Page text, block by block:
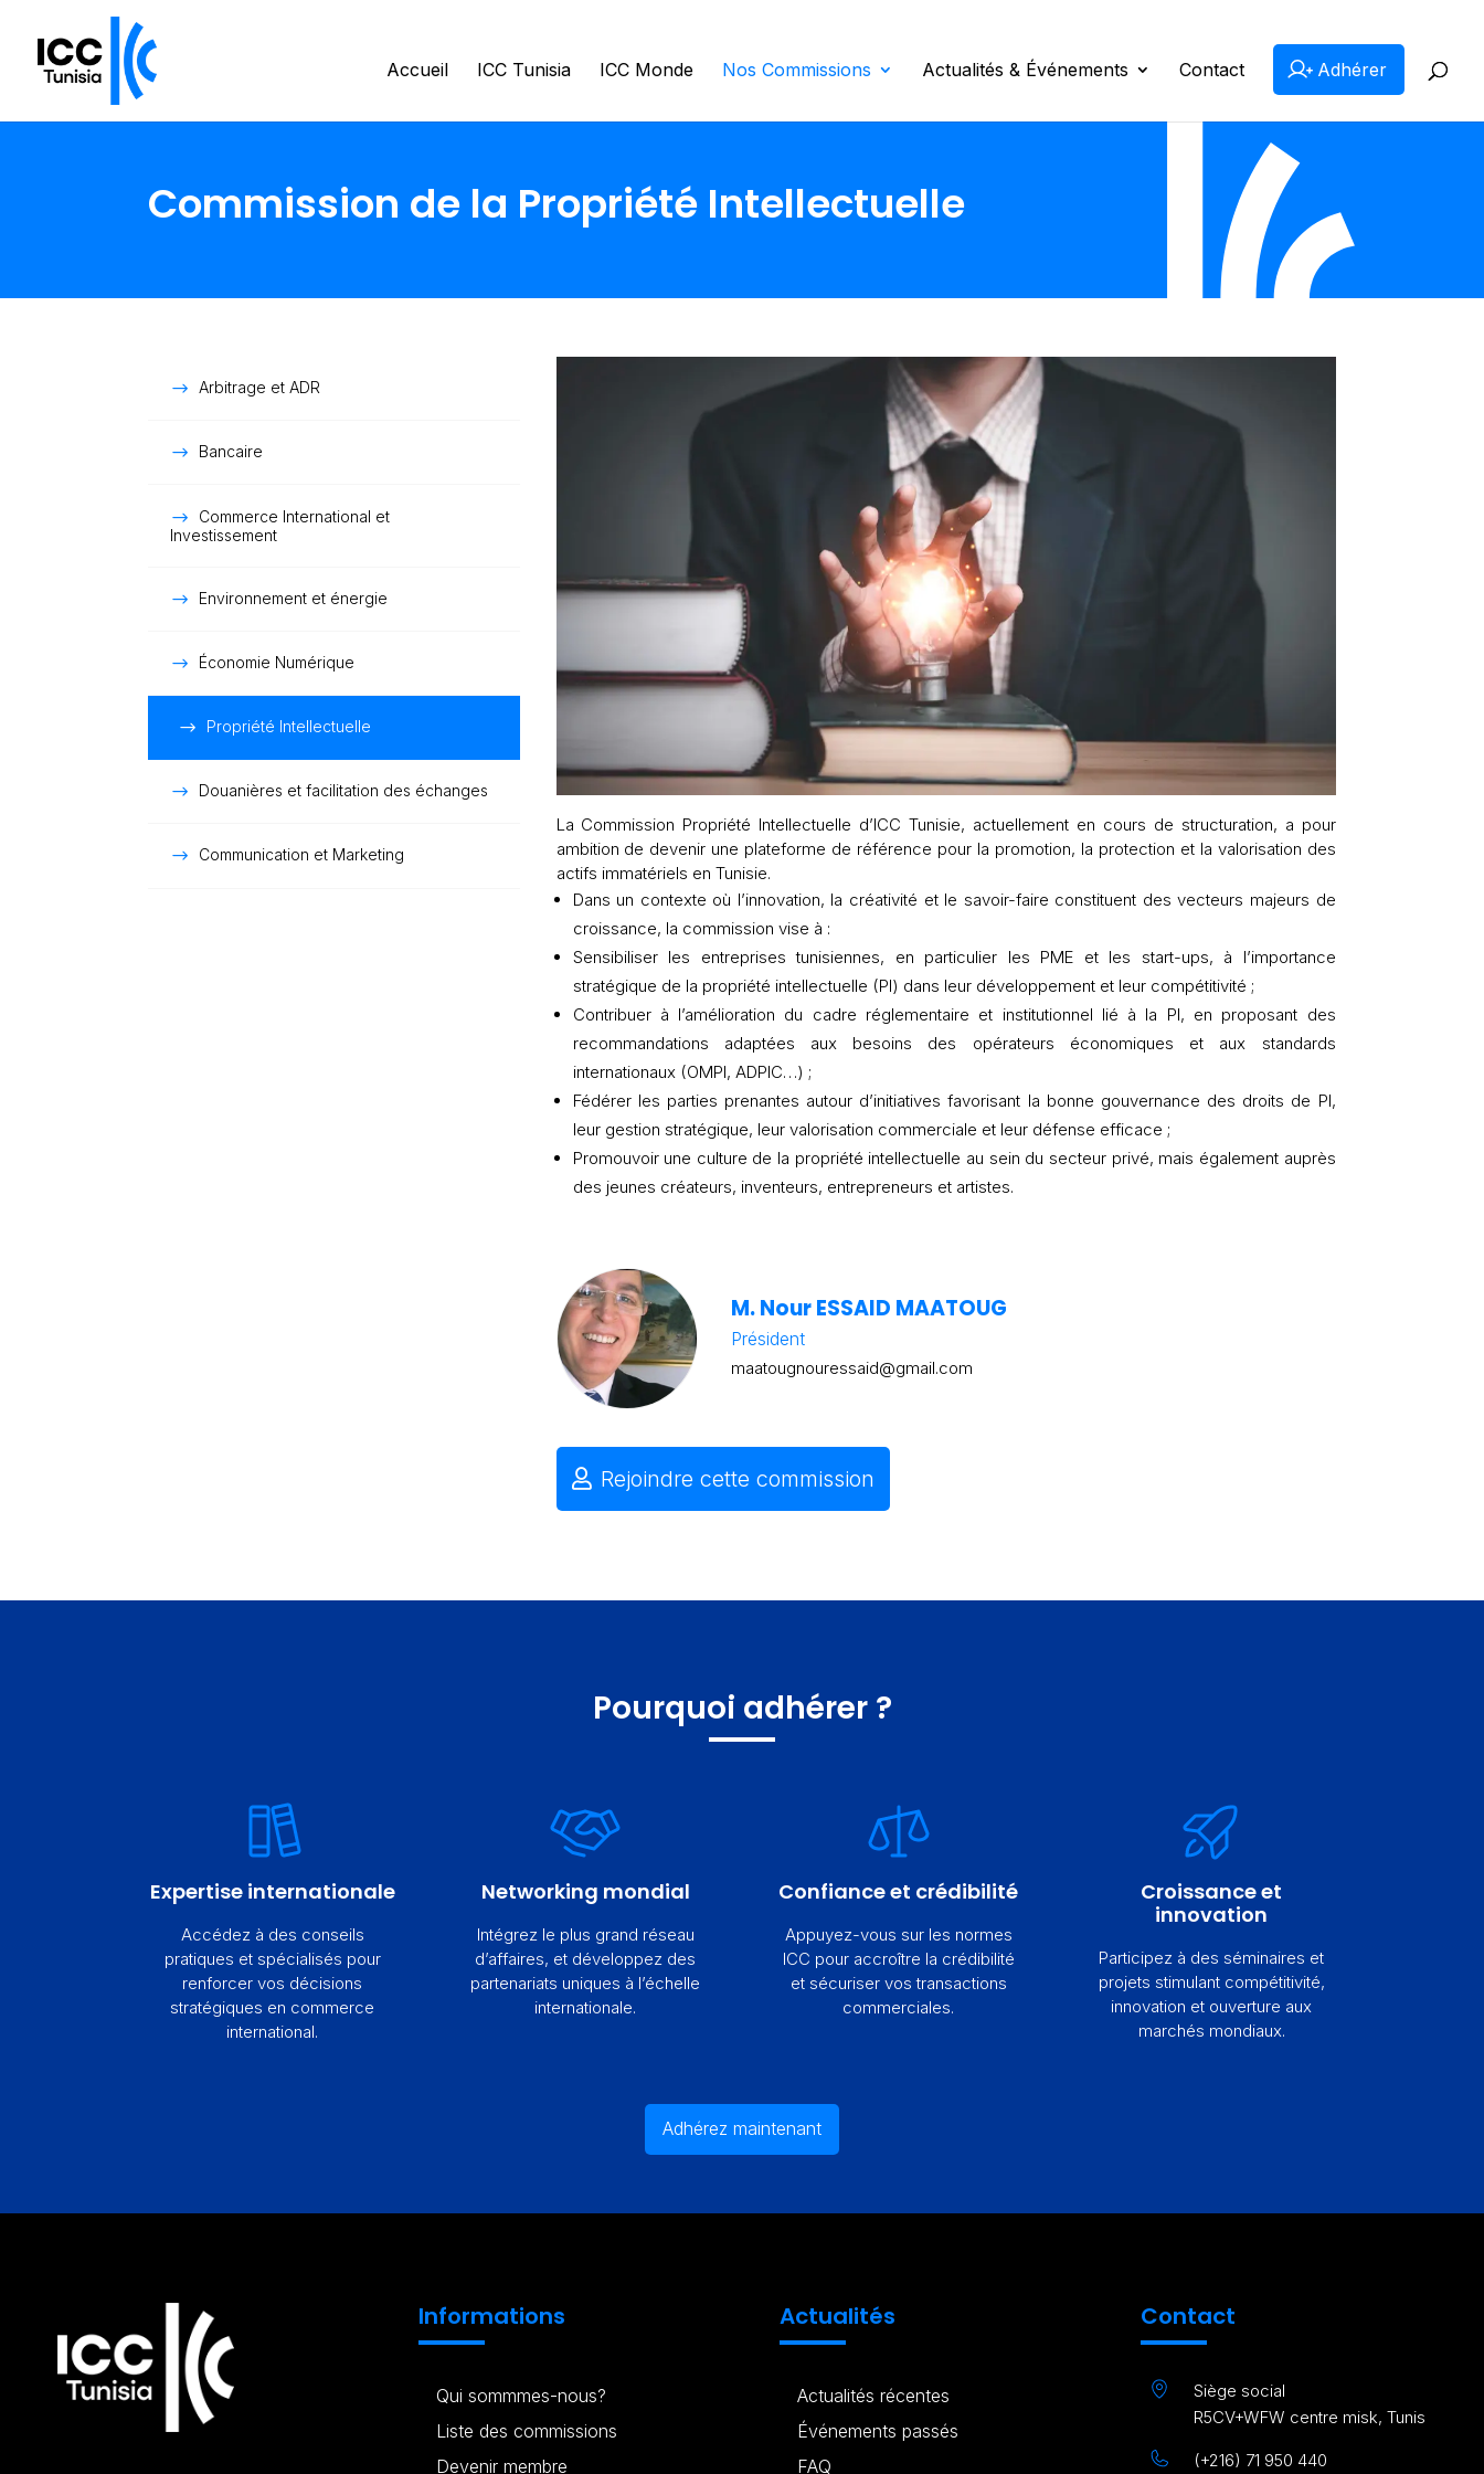
Accueil ICC Tunisia ICC Monde Nos Commissions Actualités & Événements Contact Adhérer
Commission de la Propriété Intellectuelle
Arbitrage et ADR
Bancaire
Commerce International et
Investissement
Environnement et énergie
Économie Numérique
Propriété Intellectuelle
Douanières et facilitation des échanges
Communication et Marketing
La Commission Propriété Intellectuelle d’ICC Tunisie, actuellement en cours de structuration, a pour
ambition de devenir une plateforme de référence pour la promotion, la protection et la valorisation des
actifs immatériels en Tunisie.
Dans un contexte où l’innovation, la créativité et le savoir-faire constituent des vecteurs majeurs de
croissance, la commission vise à :
Sensibiliser les entreprises tunisiennes, en particulier les PME et les start-ups, à l’importance
stratégique de la propriété intellectuelle (PI) dans leur développement et leur compétitivité ;
Contribuer à l’amélioration du cadre réglementaire et institutionnel lié à la PI, en proposant des
recommandations adaptées aux besoins des opérateurs économiques et aux standards
internationaux (OMPI, ADPIC…) ;
Fédérer les parties prenantes autour d’initiatives favorisant la bonne gouvernance des droits de PI,
leur gestion stratégique, leur valorisation commerciale et leur défense efficace ;
Promouvoir une culture de la propriété intellectuelle au sein du secteur privé, mais également auprès
des jeunes créateurs, inventeurs, entrepreneurs et artistes.
M. Nour ESSAID MAATOUG
Président
maatougnouressaid@gmail.com
Rejoindre cette commission
Pourquoi adhérer ?
Expertise internationale
Accédez à des conseils
pratiques et spécialisés pour
renforcer vos décisions
stratégiques en commerce
international.
Networking mondial
Intégrez le plus grand réseau
d’affaires, et développez des
partenariats uniques à l’échelle
internationale.
Confiance et crédibilité
Appuyez-vous sur les normes
ICC pour accroître la crédibilité
et sécuriser vos transactions
commerciales.
Croissance et
innovation
Participez à des séminaires et
projets stimulant compétitivité,
innovation et ouverture aux
marchés mondiaux.
Adhérez maintenant
Informations
Qui sommmes-nous?
Liste des commissions
Devenir membre
Actualités
Actualités récentes
Événements passés
FAQ
Contact
Siège social
R5CV+WFW centre misk, Tunis
(+216) 71 950 440